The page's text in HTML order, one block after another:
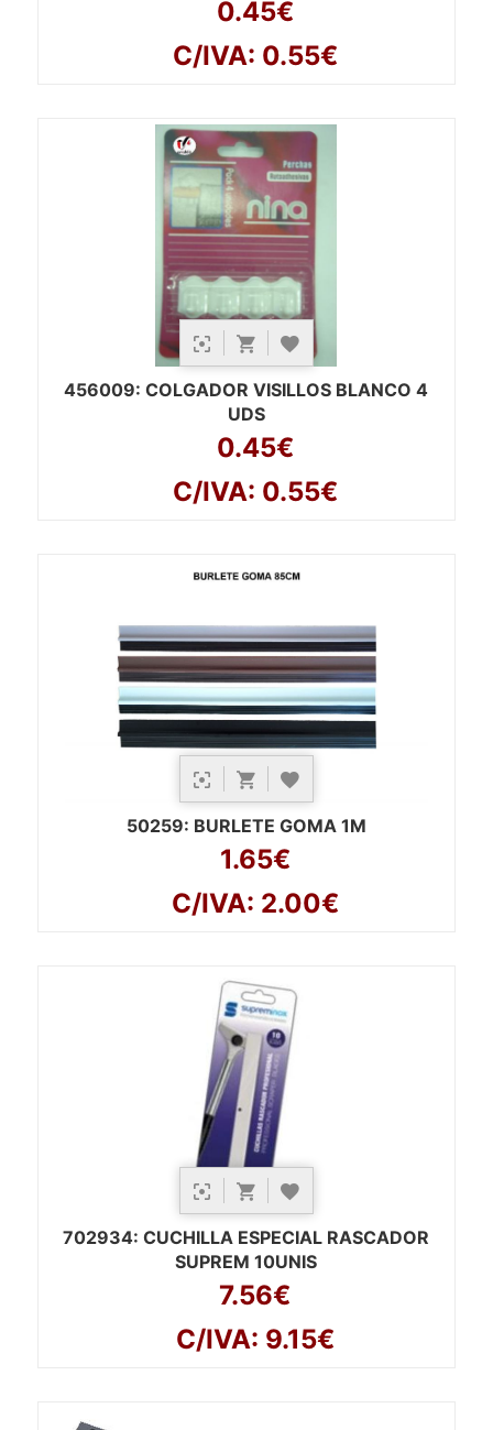
0.45€
C/IVA: 0.55€
456009: COLGADOR VISILLOS BLANCO 4
UDS
0.45€
C/IVA: 0.55€
50259: BURLETE GOMA 1M
1.65€
C/IVA: 2.00€
702934: CUCHILLA ESPECIAL RASCADOR
SUPREM 10UNIS
7.56€
C/IVA: 9.15€